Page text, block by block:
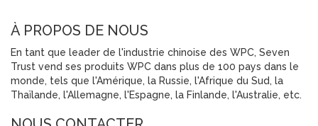
À PROPOS DE NOUS
En tant que leader de l'industrie chinoise des WPC, Seven
Trust vend ses produits WPC dans plus de 100 pays dans le
monde, tels que l'Amérique, la Russie, l'Afrique du Sud, la
Thaïlande, l'Allemagne, l'Espagne, la Finlande, l'Australie, etc.